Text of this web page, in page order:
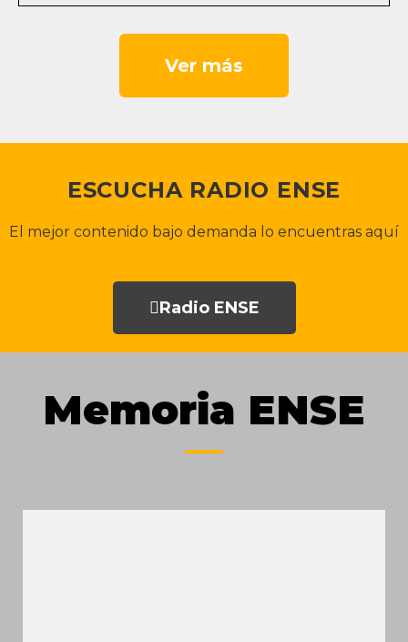
Ver más
ESCUCHA RADIO ENSE
El mejor contenido bajo demanda lo encuentras aquí
Radio ENSE
Memoria ENSE